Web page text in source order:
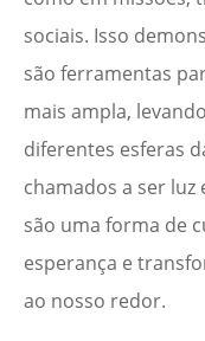
sociais. Isso
são ferramentas
mais ampla,
diferentes esferas
chamados a ser
são uma forma de
esperança e
ao nosso redor.